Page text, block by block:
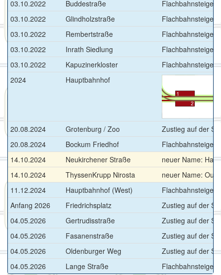
03.10.2022
Buddestraße
Flachbahnsteige
03.10.2022
Glindholzstraße
Flachbahnsteige
03.10.2022
Rembertstraße
Flachbahnsteige
03.10.2022
Inrath Siedlung
Flachbahnsteige
03.10.2022
Kapuzinerkloster
Flachbahnsteige
2024
Hauptbahnhof
20.08.2024 Grotenburg / Zoo
Zustieg auf der
20.08.2024
Bockum Friedhof
Flachbahnsteige
14.10.2024
Neukirchener Straße
neuer Name:
14.10.2024
ThyssenKrupp Nirosta
neuer Name:
11.12.2024
Hauptbahnhof (West)
Flachbahnsteige
Anfang 2026
Friedrichsplatz
Zustieg auf der
04.05.2026
Gertrudisstraße
Zustieg auf der
04.05.2026
Fasanenstraße
Zustieg auf der
04.05.2026
Oldenburger Weg
Zustieg auf der
04.05.2026
Lange Straße Flachbahnsteige